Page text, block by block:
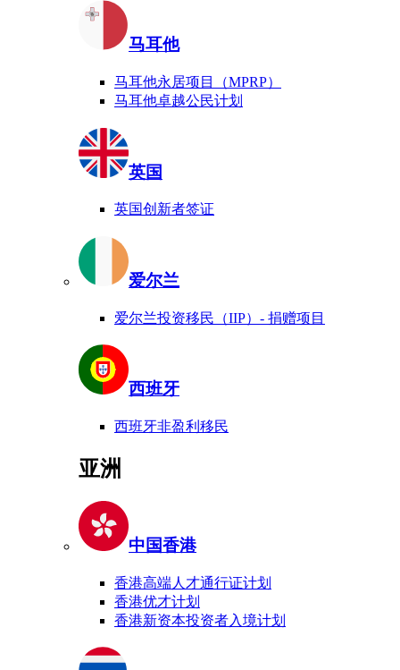
马耳他
马耳他永居项目（MPRP）
马耳他卓越公民计划
英国
英国创新者签证
爱尔兰
爱尔兰投资移民（IIP）- 捐赠项目
西班牙
西班牙非盈利移民
亚洲
中国香港
香港高端人才通行证计划
香港优才计划
香港新资本投资者入境计划